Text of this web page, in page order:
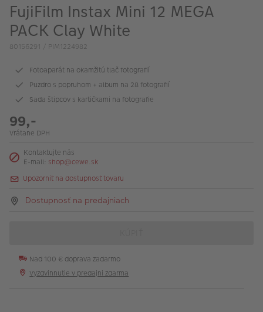
FujiFilm Instax Mini 12 MEGA
PACK Clay White
80156291 / PIM1224982
Fotoaparát na okamžitú tlač fotografií
Puzdro s popruhom + album na 28 fotografií
Sada štipcov s kartičkami na fotografie
99,-
Vrátane DPH
Kontaktujte nás
E-mail: shop@cewe.sk
Upozorniť na dostupnosť tovaru
Dostupnosť na predajniach
Nad 100 € doprava zadarmo
Vyzdvihnutie v predajni zdarma